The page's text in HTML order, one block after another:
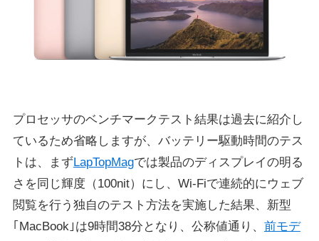
プロセッサのベンチマークテスト結果は過去に紹介し
ているため省略しますが、バッテリー駆動時間のテス
トは、まずLapTopMagでは製品のディスプレイの明る
さを同じ輝度（100nit）にし、Wi-Fiで連続的にウェブ
閲覧を行う独自のテスト方法を実施した結果、新型
｢MacBook｣は9時間38分となり、公称値通り、 前モデ